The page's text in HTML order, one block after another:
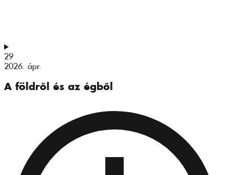
29
2026. ápr.
A földről és az égből